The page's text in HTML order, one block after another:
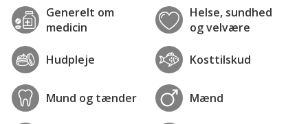
Generelt om
medicin
Helse, sundhed
og velvære
Hudpleje Kosttilskud
Mund og tænder Mænd